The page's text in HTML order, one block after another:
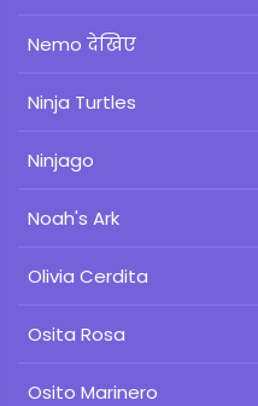
Nemo देखिए
Ninja Turtles
Ninjago
Noah's Ark
Olivia Cerdita
Osita Rosa
Osito Marinero